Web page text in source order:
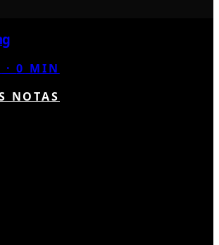
·0 MIN
NOTAS